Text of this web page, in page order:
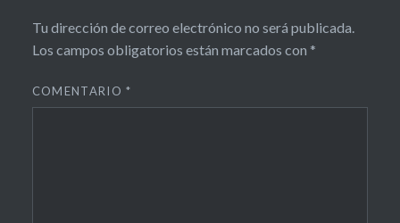
Tu dirección de correo electrónico no será publicada.
Los campos obligatorios están marcados con *
COMENTARIO*